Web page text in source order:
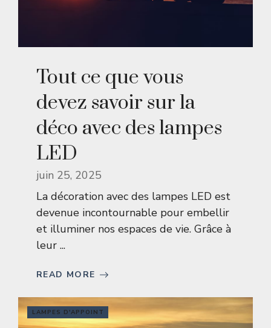
Tout ce que vous
devez savoir sur la
déco avec des lampes
LED
juin 25, 2025
La décoration avec des lampes LED est
devenue incontournable pour embellir
et illuminer nos espaces de vie. Grâce à
leur ...
READ MORE
LAMPES D'APPOINT